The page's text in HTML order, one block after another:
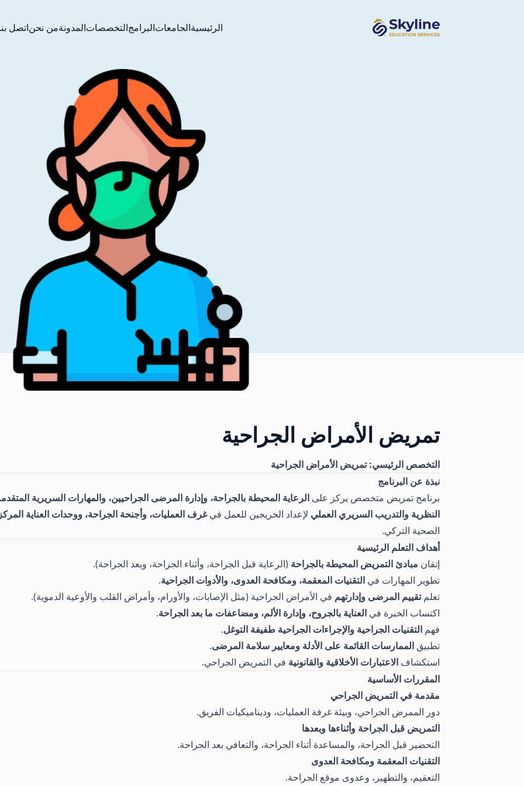
الرئيسيةالجامعاتالبرامجالتخصصاتالمدونةمن نحناتصل
تمريض الأمراض الجراحية
التخصص الرئيسي: تمريض الأمراض الجراحية
نبذة عن البرنامج
برنامج تمريض متخصص يركز على الرعاية المحيطة بالجراحة، وإدارة المرضى الجراحيين، والمهارات السريرية
النظرية والتدريب السريري العملي لإعداد الخريجين للعمل فيغرف العمليات، وأجنحة الجراحة، ووحدات العناية
الصحية التركي.
أهداف التعلم الرئيسية
إتقان مبادئ التمريض المحيطة بالجراحة (الرعاية قبل الجراحة، وأثناء الجراحة، وبعد الجراحة).
تطوير المهارات في التقنيات المعقمة، ومكافحة العدوى، والأدوات الجراحية.
تعلمتقييم المرضى وإدارتهم في الأمراض الجراحية (مثل الإصابات، والأورام، وأمراض القلب والأوعية الدموية).
اكتساب الخبرة في العناية بالجروح، وإدارة الألم، ومضاعفات ما بعد الجراحة.
فهم التقنيات الجراحية والإجراءات الجراحية طفيفة التوغل.
تطبيقالممارسات القائمة على الأدلة ومعايير سلامة المرضى.
استكشاف الاعتبارات الأخلاقية والقانونية في التمريض الجراحي.
المقررات الأساسية
مقدمة في التمريض الجراحي
دور الممرض الجراحي، وبيئة غرفة العمليات، وديناميكيات الفريق.
التمريض قبل الجراحة وأثناءها وبعدها
التحضير قبل الجراحة، والمساعدة أثناء الجراحة، والتعافي بعد الجراحة.
التقنيات المعقمة ومكافحة العدوى
التعقيم، والتطهير، وعدوى موقع الجراحة.